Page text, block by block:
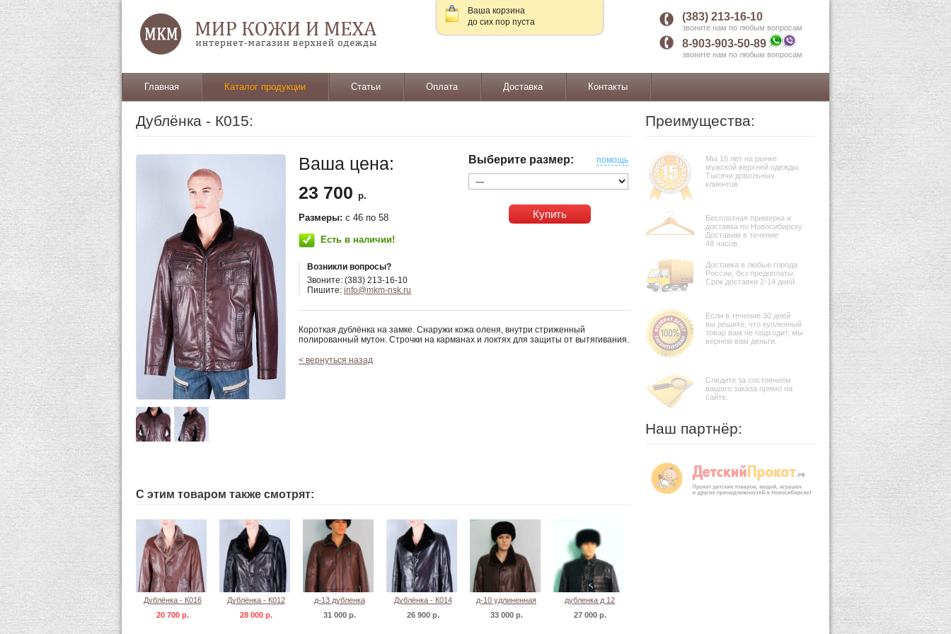
Главная Каталог продукции Статьи Оплата Доставка Контакты
(383) 213-16-10
звоните нам по любым вопросам
8-903-903-50-89
звоните нам по любым вопросам
Ваша корзина
до сих пор пуста
Дублёнка - К015:
Ваша цена:
23 700 р.
Размеры: c 46 по 58
Есть в наличии!
Возникли вопросы?
Звоните: (383) 213-16-10
Пишите: info@mkm-nsk.ru
помощь
Выберите размер:
Купить
Короткая дублёнка на замке. Снаружи кожа оленя, внутри стриженный
полированный мутон. Строчки на карманах и локтях для защиты от вытягивания.
< вернуться назад
С этим товаром также смотрят:
Дублёнка - К016
20 700 р.
Дублёнка - К012
28 000 р.
д-13 дубленка
31 000 р.
Дублёнка - К014
26 900 р.
д-10 удлиненная
дубленка
33 000 р.
дубленка д 12
27 000 р.
Преимущества:
Мы 15 лет на рынке
мужской верхней одежды.
Тысячи довольных
клиентов.
Бесплатная примерка и
доставка по Новосибирску.
Доставим в течение
48 часов.
Доставка в любые города
России, без предоплаты.
Срок доставки 2-14 дней.
Если в течение 30 дней
вы решите, что купленный
товар вам не подходит, мы
вернём вам деньги.
Следите за состоянием
вашего заказа прямо на
сайте.
Наш партнёр: